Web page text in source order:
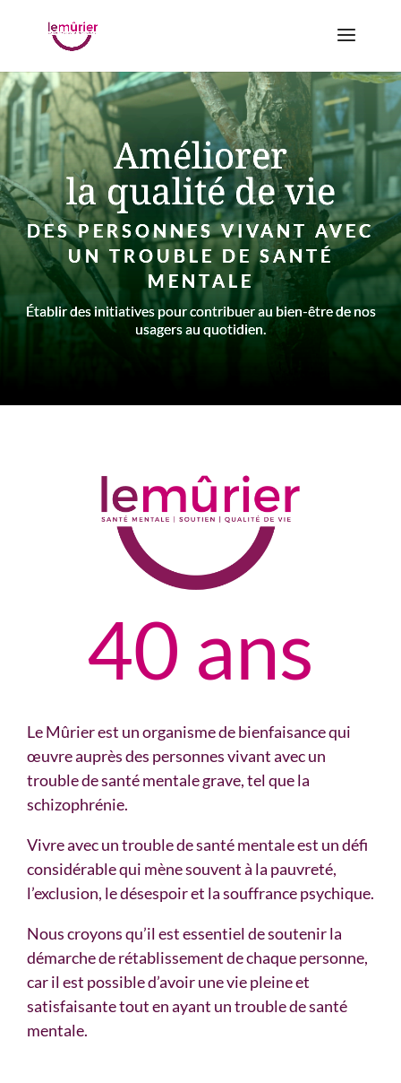
Améliorer
la qualité de vie
DES PERSONNES VIVANT AVEC
UN TROUBLE DE SANTÉ
MENTALE
Établir des initiatives pour contribuer au bien-être de nos
usagers au quotidien.
40 ans
Le Mûrier est un organisme de bienfaisance qui
œuvre auprès des personnes vivant avec un
trouble de santé mentale grave, tel que la
schizophrénie.
Vivre avec un trouble de santé mentale est un défi
considérable qui mène souvent à la pauvreté,
l’exclusion, le désespoir et la souffrance psychique.
Nous croyons qu’il est essentiel de soutenir la
démarche de rétablissement de chaque personne,
car il est possible d’avoir une vie pleine et
satisfaisante tout en ayant un trouble de santé
mentale.